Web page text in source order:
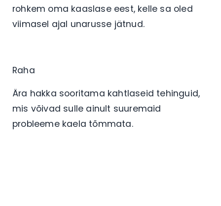
rohkem oma kaaslase eest, kelle sa oled
viimasel ajal unarusse jätnud.
Raha
Ära hakka sooritama kahtlaseid tehinguid,
mis võivad sulle ainult suuremaid
probleeme kaela tõmmata.